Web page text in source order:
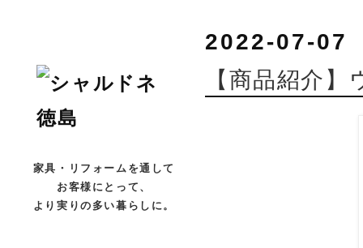
家具・リフォームを通して
お客様にとって、
より実りの多い暮らしに。
2022-07-07
【商品紹介